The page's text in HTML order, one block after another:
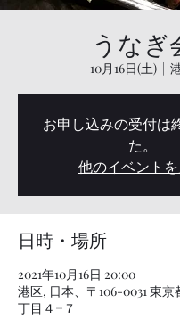
うなぎ
10月16日(土)
  |
お申し込みの受付は
た。
他のイベント
日時・場所
2021年10月16日 20:00
港区, 日本、〒106-0031 東京
丁目４−７